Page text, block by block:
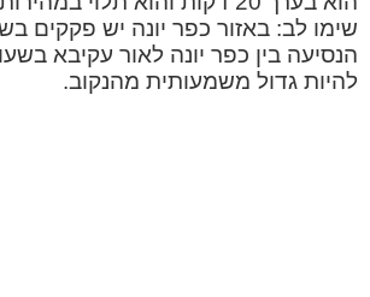
שימו לב: באזור כפר יונה יש פקקים
הנסיעה בין כפר יונה לאור עקיבא
להיות גדול משמעותית מהנקוב.